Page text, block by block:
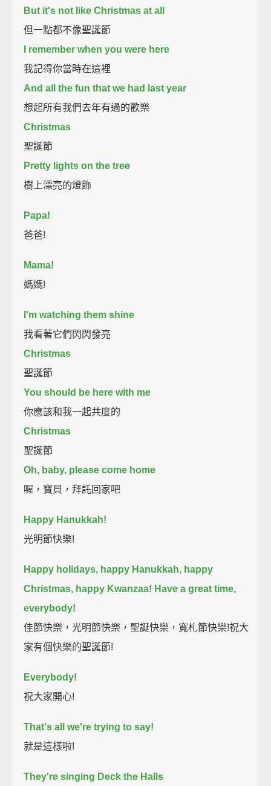
But it's not like Christmas at all
但一點都不像聖誕節
I remember when you were here
我記得你當時在這裡
And all the fun that we had last year
想起所有我們去年有過的歡樂
Christmas
聖誕節
Pretty lights on the tree
樹上漂亮的燈飾
Papa!
爸爸!
Mama!
媽媽!
I'm watching them shine
我看著它們閃閃發亮
Christmas
聖誕節
You should be here with me
你應該和我一起共度的
Christmas
聖誕節
Oh, baby, please come home
喔，寶貝，拜託回家吧
Happy Hanukkah!
光明節快樂!
Happy holidays, happy Hanukkah, happy
Christmas, happy Kwanzaa! Have a great time,
everybody!
佳節快樂，光明節快樂，聖誕快樂，寬札節快樂!祝大
家有個快樂的聖誕節!
Everybody!
祝大家開心!
That's all we're trying to say!
就是這樣啦!
They're singing Deck the Halls